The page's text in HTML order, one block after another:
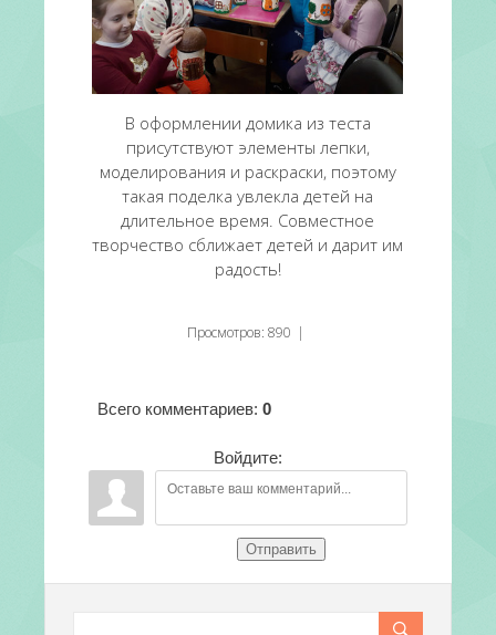
В оформлении домика из теста
присутствуют элементы лепки,
моделирования и раскраски, поэтому
такая поделка увлекла детей на
длительное время. Совместное
творчество сближает детей и дарит им
радость!
Просмотров: 890 |
Всего комментариев: 0
Войдите:
Отправить